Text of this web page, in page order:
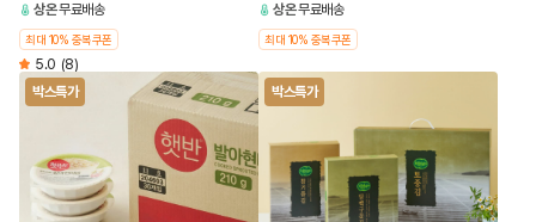
상온무료배송
최대 10% 중복쿠폰
5.0 (8)
상온무료배송
최대 10% 중복쿠폰
박스특가 박스특가